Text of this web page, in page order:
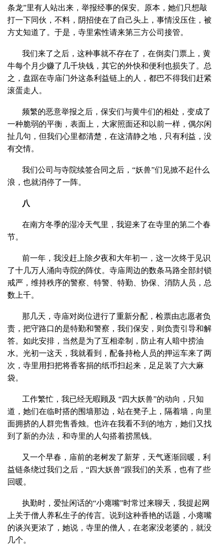
条龙”里有人站出来，举报经事的保安。原本，她们只想敲
打一下同伙，不料，阴招使在了自己头上，事情没压住，被
方丈知道了。于是，寺里索性请来第三方公司接管。
我们来了之后，这种事就不存在了，在倒卖门票上，黄
牛每个月少赚了几千块钱，其它的外快和便利也损失了。总
之，盘踞在寺庙门外这条利益链上的人，都巴不得我们赶紧
滚蛋走人。
频繁的恶意举报之后，保安们与黄牛们的相处，变成了
一种脆弱的平衡，表面上，大家照面还和以前一样，偶尔闲
扯几句，但我们心里都清楚，在这清静之地，只有利益，没
有交情。
我们公司与寺院续签合同之后，“妖兽”们见掀不起什么
浪，也就消停了一阵。
八
在南方冬季的湿冷天气里，我迎来了在寺里的第二个春
节。
前一年，我没赶上除夕夜和大年初一，这一次终于见识
了十几万人涌向寺院的阵仗。寺庙周边的数条马路全部封锁
戒严，维持秩序的警察、特警、特勤、协保、消防人员，总
数上千。
那几天，寺庙对岗位进行了重新分配，检票由志愿者负
责，把守路口的是特勤和警察，我们保安，则负责引导和解
答。如此安排，当然是为了互相牵制，防止有人暗中捞油
水。光初一这天，我就看到，配备持枪人员的押运车来了两
次，寺里用扫把将香客捐的纸币扫起来，足足装了六大麻
袋。
工作繁忙，我已经无暇顾及 “四大妖兽”的动向，只知
道，她们在临时搭的围墙那边，站在凳子上，隔着墙，向里
面拥挤的人群兜售香烛。也许在我看不到的地方，她们又找
到了新的办法，和寺里的人勾搭着捞黑钱。
又一个早春，庙前的老树发了新芽，天气逐渐回暖，利
益链条绕过我们之后，“四大妖兽”跟我们的关系，也有了些
回暖。
执勤时，爱扯闲话的“小瘪嘴”时常过来聊天，我提起网
上关于僧人养私生子的传言。说到这种香艳的话题，小瘪嘴
的谈兴更浓了，她说，寺里的僧人，在老家没老婆的，就没
几个。